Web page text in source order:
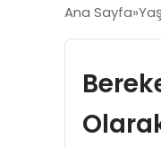
Ana Sayfa